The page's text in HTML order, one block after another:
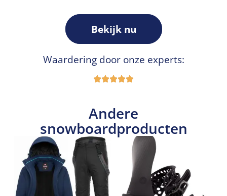
Bekijk nu
Waardering door onze experts:
Andere
snowboardproducten